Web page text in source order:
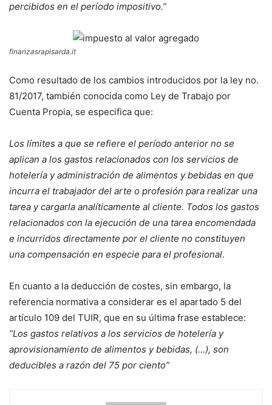
percibidos en el período impositivo.”
finanzasrapisarda.it
Como resultado de los cambios introducidos por la ley no.
81/2017, también conocida como Ley de Trabajo por
Cuenta Propia, se especifica que:
Los límites a que se refiere el período anterior no se
aplican a los gastos relacionados con los servicios de
hotelería y administración de alimentos y bebidas en que
incurra el trabajador del arte o profesión para realizar una
tarea y cargarla analíticamente al cliente. Todos los gastos
relacionados con la ejecución de una tarea encomendada
e incurridos directamente por el cliente no constituyen
una compensación en especie para el profesional.
En cuanto a la deducción de costes, sin embargo, la
referencia normativa a considerar es el apartado 5 del
artículo 109 del TUIR, que en su última frase establece:
“Los gastos relativos a los servicios de hotelería y
aprovisionamiento de alimentos y bebidas, (…), son
deducibles a razón del 75 por ciento”